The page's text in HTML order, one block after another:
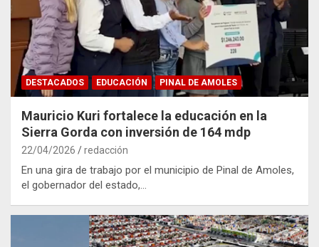
DESTACADOS EDUCACIÓN PINAL DE AMOLES
Mauricio Kuri fortalece la educación en la
Sierra Gorda con inversión de 164 mdp
22/04/2026 redacción
En una gira de trabajo por el municipio de Pinal de Amoles,
el gobernador del estado,…